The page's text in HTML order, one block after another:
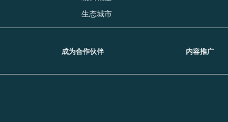
生态城市
成为合作伙伴 内容推广